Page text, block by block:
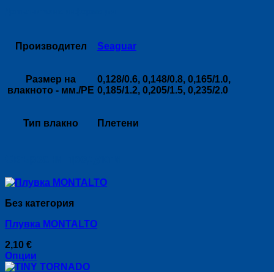
Производител Seaguar
Размер на
влакното - мм./PE
0,128/0.6, 0,148/0.8, 0,165/1.0,
0,185/1.2, 0,205/1.5, 0,235/2.0
Тип влакно Плетени
Без категория
Плувка MONTALTO
2,10 €
Опции
This